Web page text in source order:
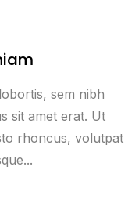
sem nibh
sit amet erat. Ut
rhoncus, volutpat